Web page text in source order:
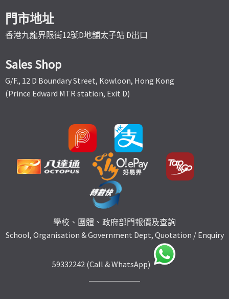
門市地址
香港九龍界限街12號D地舖太子站 D出口
Sales Shop
G/F., 12 D Boundary Street, Kowloon, Hong Kong
(Prince Edward MTR station, Exit D)
學校、團體、政府部門報價及查詢
School, Organisation & Government Dept, Quotation / Enquiry
59332242 (Call & WhatsApp)